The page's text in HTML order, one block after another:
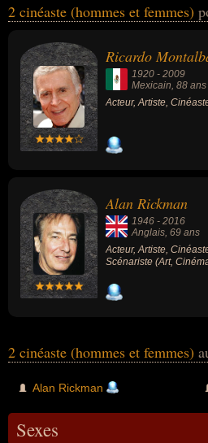
cinéma. Ces célébrités peuvent
nationalités au moment de leurs
mexicain ou anglais par exemple.
2 cinéaste (hommes et femmes)
Ricardo
1920 - 2009
Mexicain, 88 ans
Acteur, Artiste,
Alan Rickman
1946 - 2016
Anglais , 69 ans
Acteur, Artiste,
Scénariste (Art,
2 cinéaste (hommes et femmes)
Alan Rickman
Sexes